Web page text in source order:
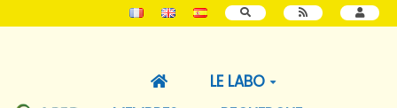
RECHERCHER
LE LABO